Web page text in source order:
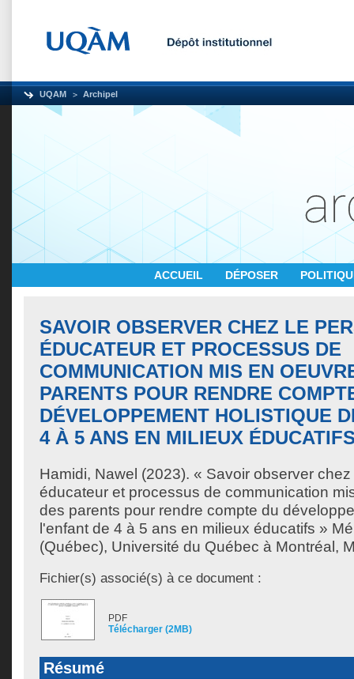
UQAM Archipel
ACCUEIL DÉPOSER
SAVOIR OBSERVER CHEZ LE
ÉDUCATEUR ET PROCESSUS DE
COMMUNICATION MIS EN
PARENTS POUR RENDRE
DÉVELOPPEMENT HOLISTIQUE
4 À 5 ANS EN MILIEUX
Hamidi, Nawel (2023). « Savoir observer
éducateur et processus de communication
des parents pour rendre compte du
l'enfant de 4 à 5 ans en milieux éducatifs »
(Québec), Université du Québec à Montréal,
Fichier(s) associé(s) à ce document :
PDF
Télécharger (2MB)
Résumé